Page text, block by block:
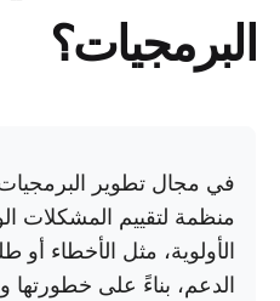
البرمجيات؟
في مجال تطوير
منظمة لتقييم المشكلات
الأولوية، مثل الأخطاء أو
الدعم، بناءً على خطورتها